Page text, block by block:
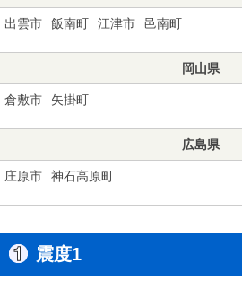
出雲市 飯南町 江津市 邑南町
岡山県
倉敷市 矢掛町
広島県
庄原市 神石高原町
震度1